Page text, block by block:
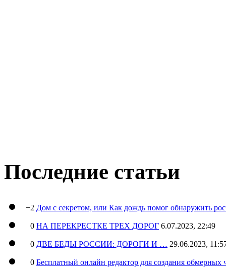
Последние статьи
+2 Дом с секретом, или Как дождь помог обнаружить
0 НА ПЕРЕКРЕСТКЕ ТРЕХ ДОРОГ 6.07.2023, 22:49
0 ДВЕ БЕДЫ РОССИИ: ДОРОГИ И … 29.06.2023,
0 Бесплатный онлайн редактор для создания обмерных